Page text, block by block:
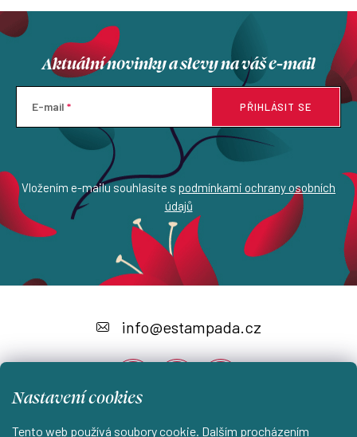
Nastavení cookies
Tento web používá soubory cookie. Dalším procházením
Aktuální novinky a slevy na váš e-mail
E-mail
Vložením e-mailu souhlasíte s podmínkami ochrany osobních
údajů
PŘIHLÁSIT SE
p
a
info@estampada.cz